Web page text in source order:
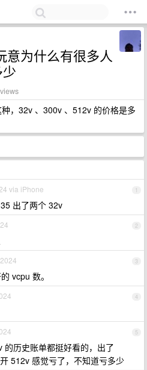
意为什么有很多人
，32v 、300v 、512v 的价格是多
1
via iPhone
出了两个 32v
2
3
vcpu 数。
4
5
的历史账单都挺好看的，出了
512v 感觉亏了，不知道亏多少